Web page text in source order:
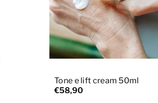
Tone e lift cream 50ml
€58,90
Aggiungi al carrello